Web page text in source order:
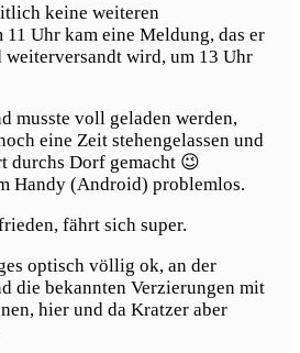
keine weiteren
11 Uhr kam eine Meldung, das er
wird, um 13 Uhr
musste voll geladen werden,
eine Zeit stehengelassen und
durchs Dorf gemacht 😉
Handy (Android) problemlos.
fährt sich super.
optisch völlig ok, an der
die bekannten Verzierungen mit
hier und da Kratzer aber